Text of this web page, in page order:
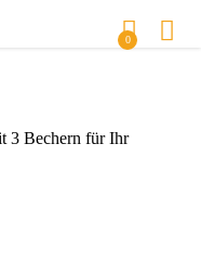
0
3 Bechern für Ihr